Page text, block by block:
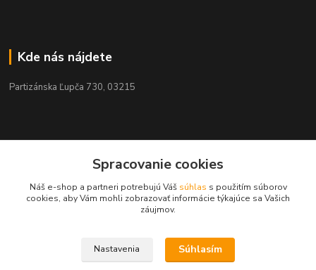
Kde nás nájdete
Partizánska Ľupča 730, 03215
+421 911 909 012
Spracovanie cookies
Náš e-shop a partneri potrebujú Váš súhlas s použitím súborov
cookies, aby Vám mohli zobrazovať informácie týkajúce sa Vašich
záujmov.
Nastavenia Súhlasím